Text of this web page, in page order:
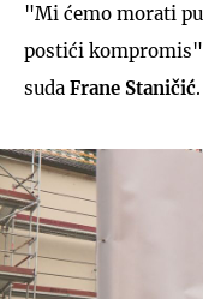
"Mi ćemo morati
postići
suda Frane Staničić.